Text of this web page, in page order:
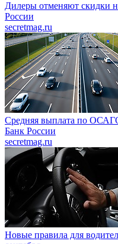
Дилеры отменяют скидки
России
secretmag.ru
Средняя выплата по
Банк России
secretmag.ru
Новые правила для